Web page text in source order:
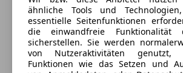
Android Auto
Apple CarPlay
Bluetooth
Bordcomputer
DAB-Radio
- Kessy (Keyless Entry und Go
Schließ- und Startsystem
- Alarmanlage
- Schidurchreiche und
Mehr anzeigen
Versicherung
ähnliche Tools und
essentielle Seitenfunktionen
die einwandfreie Funktionalität
sicherstellen. Sie werden
von Nutzeraktivitäten genutzt,
Funktionen wie das Setzen und